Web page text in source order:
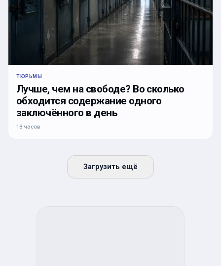
ТЮРЬМЫ
Лучше, чем на свободе? Во сколько
обходится содержание одного
заключённого в день
18 часов
Загрузить ещё